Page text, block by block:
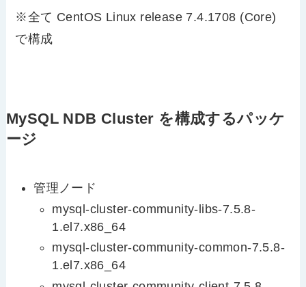
※全て CentOS Linux release 7.4.1708 (Core)
で構成
MySQL NDB Cluster を構成するパッケ
ージ
管理ノード
mysql-cluster-community-libs-7.5.8-
1.el7.x86_64
mysql-cluster-community-common-7.5.8-
1.el7.x86_64